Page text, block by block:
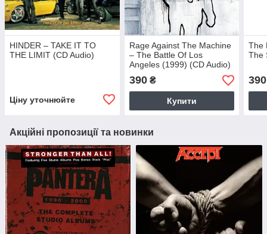
HINDER – TAKE IT TO
THE LIMIT (CD Audio)
Ціну уточнюйте
Rage Against The Machine
– The Battle Of Los
Angeles (1999) (CD Audio)
390₴
Купити
The
The
390
Акційні пропозиції та новинки